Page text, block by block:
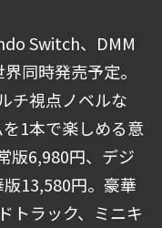
Switch、DMM
同時発売予定。
チ視点ノベルな
1本で楽しめる意
版6,980円、デジ
13,580円。豪華
トラック、ミニキ